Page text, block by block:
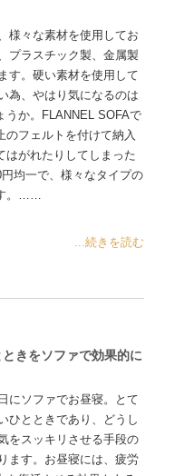
様々な素材を使用してお
プラスチック製、金属製
す。硬い素材を使用して
為、やはり気になるのは
うか。FLANNEL SOFAで
のフェルトを付けて納入
はがれたりしてしまった
均一で、様々なタイプの
す。……
...続きを読む
きをソファで効果的に
にソファでお昼寝。とて
ひとときであり、どうし
をスッキリさせる手段の
ます。お昼寝には、疲労